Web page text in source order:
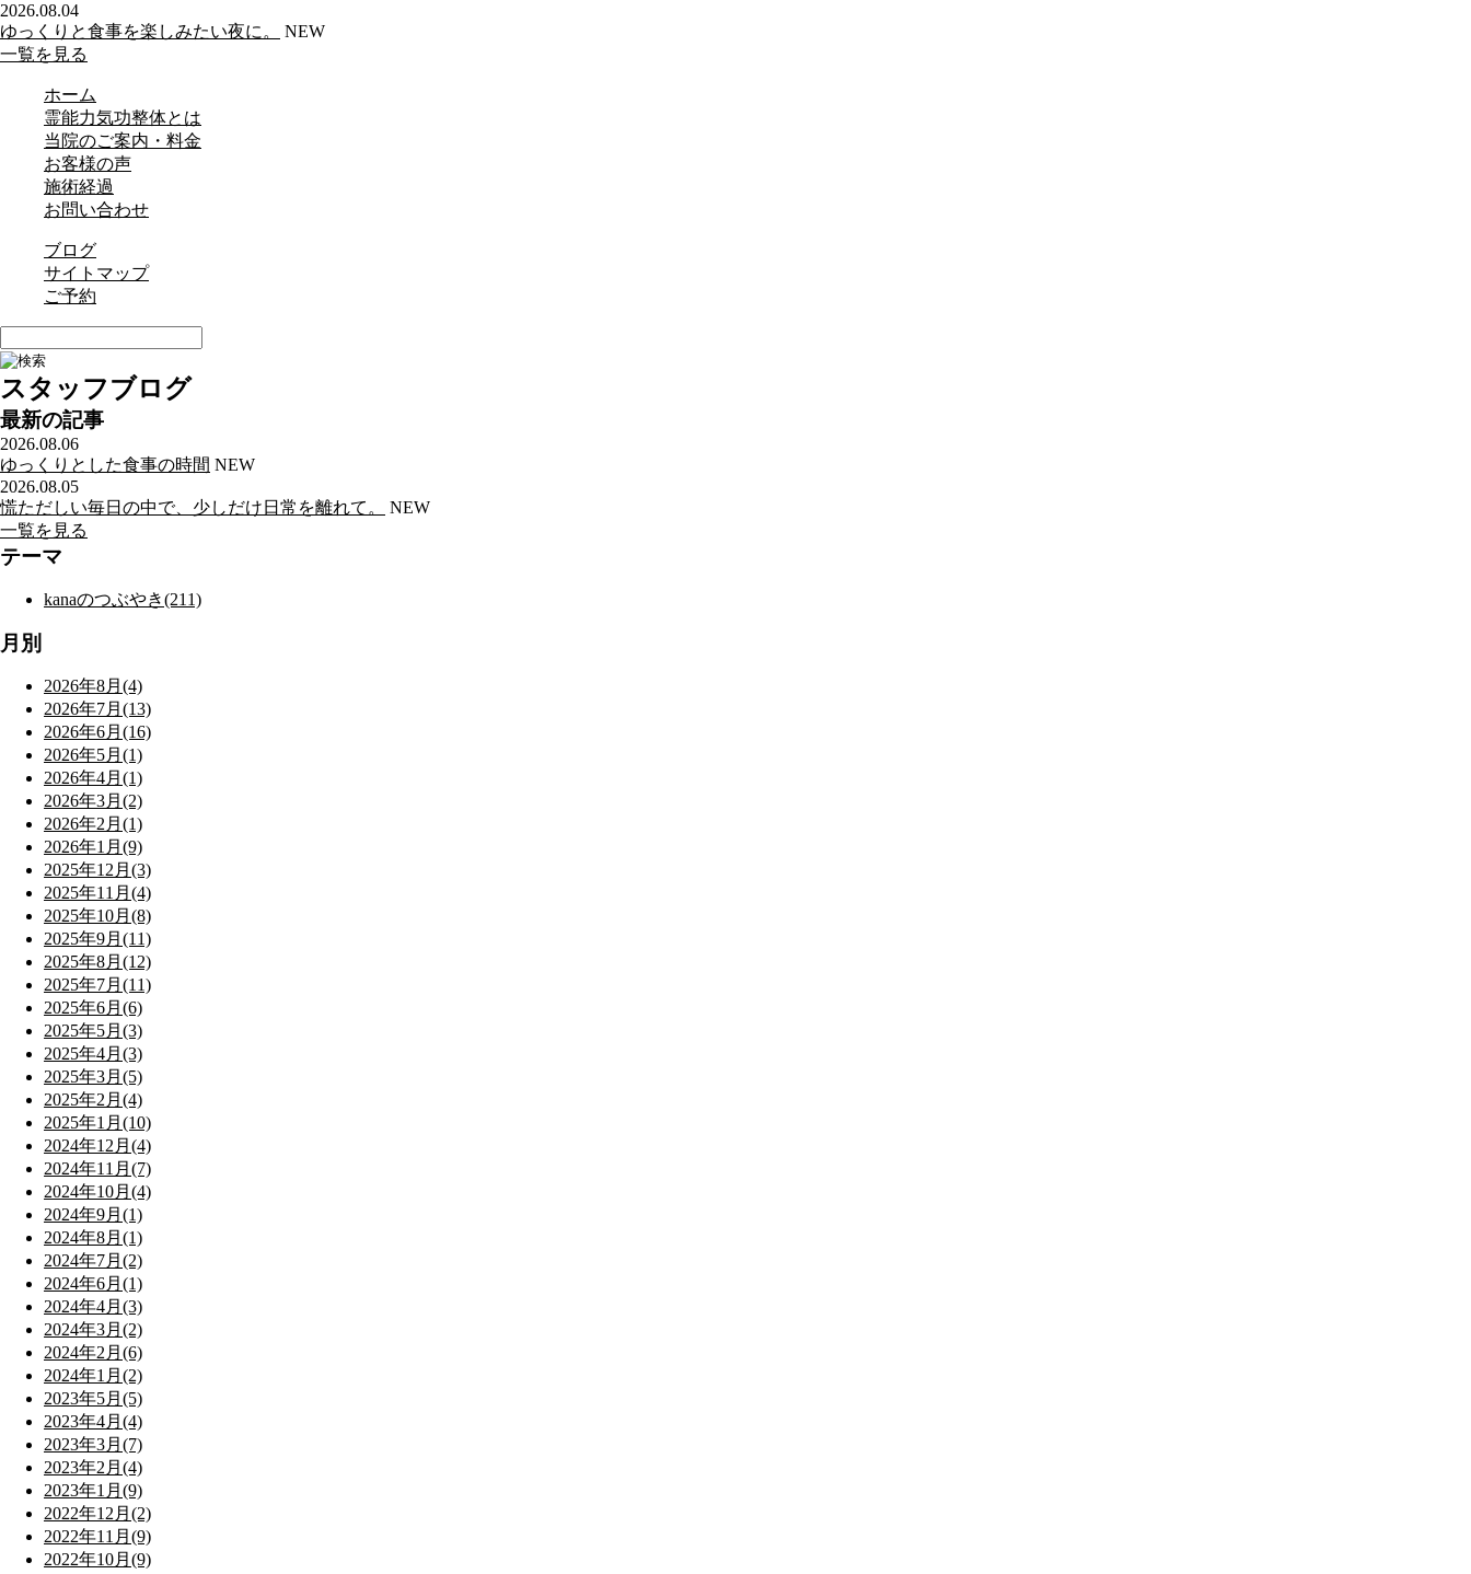
2026.08.04
ゆっくりと食事を楽しみたい夜に。
NEW
一覧を見る
ホーム
霊能力気功整体とは
当院のご案内・料金
お客様の声
施術経過
お問い合わせ
ブログ
サイトマップ
ご予約
スタッフブログ
最新の記事
2026.08.06
ゆっくりとした食事の時間 NEW
2026.08.05
慌ただしい毎日の中で、少しだけ日常を離れて。
NEW
一覧を見る
テーマ
kanaのつぶやき(211)
月別
2026年8月(4)
2026年7月(13)
2026年6月(16)
2026年5月(1)
2026年4月(1)
2026年3月(2)
2026年2月(1)
2026年1月(9)
2025年12月(3)
2025年11月(4)
2025年10月(8)
2025年9月(11)
2025年8月(12)
2025年7月(11)
2025年6月(6)
2025年5月(3)
2025年4月(3)
2025年3月(5)
2025年2月(4)
2025年1月(10)
2024年12月(4)
2024年11月(7)
2024年10月(4)
2024年9月(1)
2024年8月(1)
2024年7月(2)
2024年6月(1)
2024年4月(3)
2024年3月(2)
2024年2月(6)
2024年1月(2)
2023年5月(5)
2023年4月(4)
2023年3月(7)
2023年2月(4)
2023年1月(9)
2022年12月(2)
2022年11月(9)
2022年10月(9)